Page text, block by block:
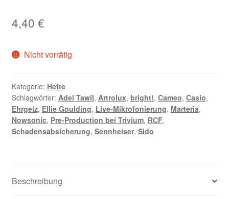
4,40 €
Nicht vorrätig
Kategorie: Hefte
Schlagwörter: Adel Tawil, Artrolux, bright!, Cameo, Casio,
Ehrgeiz, Ellie Goulding, Live-Mikrofonierung, Marteria,
Nowsonic, Pre-Production bei Trivium, RCF,
Schadensabsicherung, Sennheiser, Sido
Beschreibung